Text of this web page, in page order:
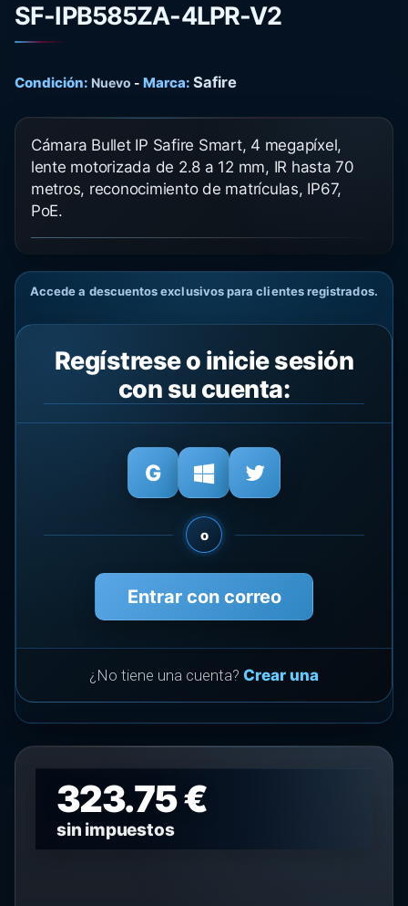
SF-IPB585ZA-4LPR-V2
Condición: Nuevo - Marca: Safire
Cámara Bullet IP Safire Smart, 4 megapíxel,
lente motorizada de 2.8 a 12 mm, IR hasta 70
metros, reconocimiento de matrículas, IP67,
PoE.
Accede a descuentos exclusivos para clientes registrados.
Regístrese o inicie sesión
con su cuenta:
o
Entrar con correo
¿No tiene una cuenta? Crear una
323.75 €
sin impuestos